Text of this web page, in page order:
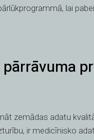
lai
zemādas adatu
ir medicīnisko